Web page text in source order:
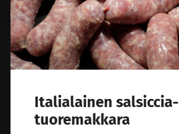
Italialainen salsiccia-
tuoremakkara